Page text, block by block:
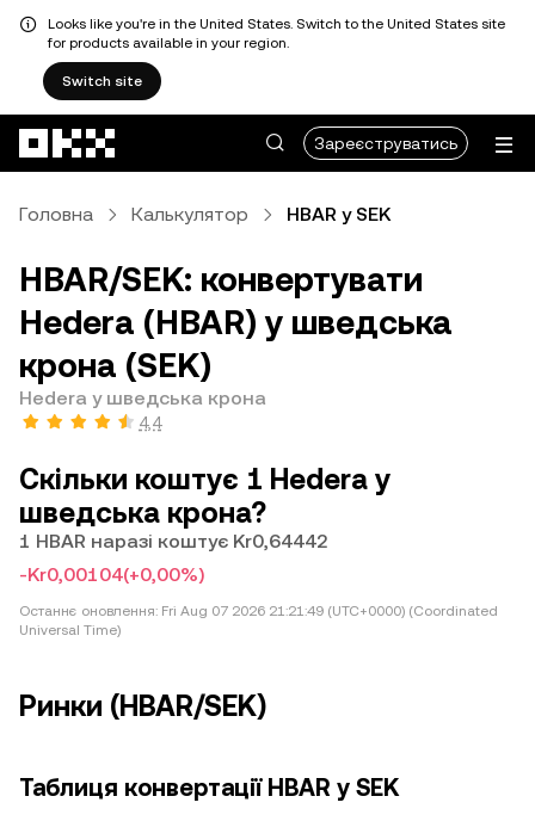
Looks like you're in the United States. Switch to the United States site
for products available in your region.
Switch site
Зареєструватись
Головна Калькулятор HBAR у SEK
HBAR/SEK: конвертувати
Hedera (HBAR) у шведська
крона (SEK)
Hedera у шведська крона
4,4
Скільки коштує 1 Hedera у
шведська крона?
1 HBAR наразі коштує Kr0,64442
-Kr0,00104(+0,00%)
Останнє оновлення: Fri Aug 07 2026 21:21:49 (UTC+0000) (Coordinated
Universal Time)
Ринки (HBAR/SEK)
Таблиця конвертації HBAR у SEK